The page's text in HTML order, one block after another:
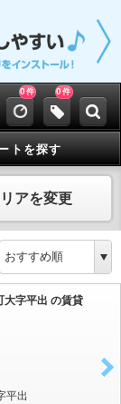
0件 0件
トを探す
アを変更
大字平出 の賃貸
平出